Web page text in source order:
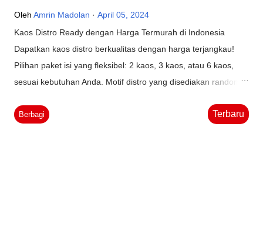
Oleh Amrin Madolan
April 05, 2024
Kaos Distro Ready dengan Harga Termurah di Indonesia
Dapatkan kaos distro berkualitas dengan harga terjangkau!
Pilihan paket isi yang fleksibel: 2 kaos, 3 kaos, atau 6 kaos,
sesuai kebutuhan Anda. Motif distro yang disediakan random,
ukuran L dan XL (L setara dengan M), dengan toleransi 1-3cm.
Berbagi Terbaru